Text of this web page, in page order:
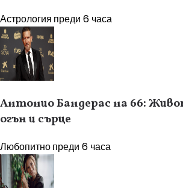
Астрология преди 6 часа
Антонио Бандерас на 66:
огън и сърце
Любопитнопреди 6 часа